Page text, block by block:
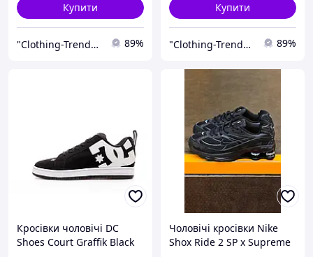
Купити
"Clothing-Trend" Інтернет-магазин 89%
Купити
"Clothing-Trend" Інтернет-магазин 89%
Кросівки чоловічі DC
Shoes Court Graffik Black
Чоловічі кросівки Nike
Shox Ride 2 SP x Supreme